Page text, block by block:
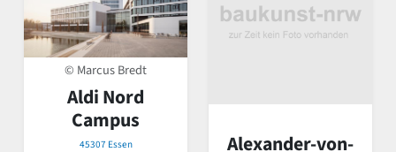
© Marcus Bredt
Aldi Nord
Campus
45307 Essen
Alexander-von-